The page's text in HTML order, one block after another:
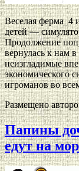
Веселая ферма_4
детей —
Продолжение
вернулась к нам
неизгладимые
экономического
игроманов во
Размещено
Папины
едут на